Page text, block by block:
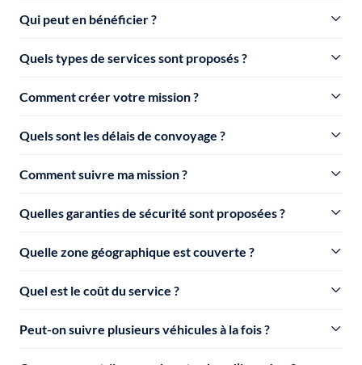
Qui peut en bénéficier ?
Quels types de services sont proposés ?
Comment créer votre mission ?
Quels sont les délais de convoyage ?
Comment suivre ma mission ?
Quelles garanties de sécurité sont proposées ?
Quelle zone géographique est couverte ?
Quel est le coût du service ?
Peut-on suivre plusieurs véhicules à la fois ?